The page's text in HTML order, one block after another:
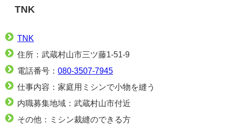
TNK
TNK
住所：武蔵村山市三ツ藤1-51-9
電話番号： 080-3507-7945
仕事内容：家庭用ミシンで小物を縫う
内職募集地域：武蔵村山市付近
その他：ミシン裁縫のできる方